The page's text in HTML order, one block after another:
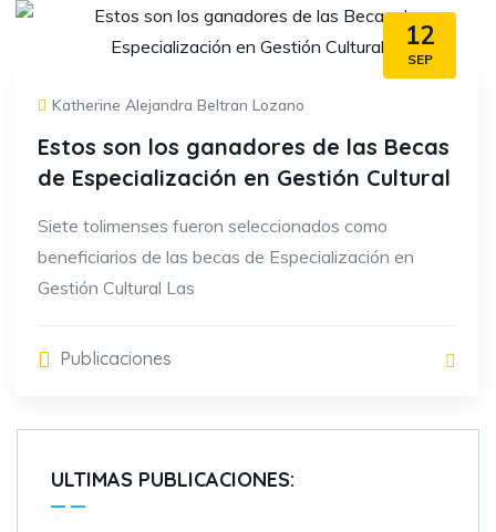
12
SEP
Katherine Alejandra Beltran Lozano
Estos son los ganadores de las Becas
de Especialización en Gestión Cultural
Siete tolimenses fueron seleccionados como
beneficiarios de las becas de Especialización en
Gestión Cultural Las
Publicaciones
ULTIMAS PUBLICACIONES: